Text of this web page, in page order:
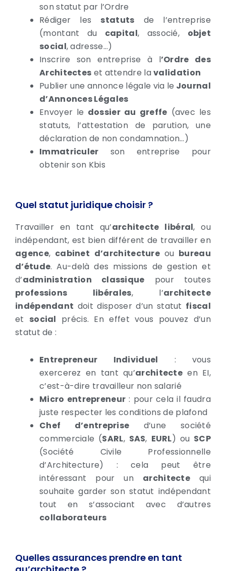
son statut par l’Ordre
Rédiger les statuts de l’entreprise
(montant du capital, associé, objet
social, adresse…)
Inscrire son entreprise à l’Ordre des
Architectes et attendre lavalidation
Publier une annonce légale via le Journal
d’Annonces Légales
Envoyer le dossier au greffe (avec les
statuts, l’attestation de parution, une
déclaration de non condamnation…)
Immatriculer son entreprise pour
obtenir son Kbis
Quel statut juridique choisir ?
Travailler en tant qu’architecte libéral, ou
indépendant, est bien différent de travailler en
agence, cabinet d’architecture ou bureau
d’étude. Au-delà des missions de gestion et
d’administration classique pour toutes
professions libérales, l’architecte
indépendant doit disposer d’un statut fiscal
et social précis. En effet vous pouvez d’un
statut de :
Entrepreneur Individuel : vous
exercerez en tant qu’architecte en EI,
c’est-à-dire travailleur non salarié
Micro entrepreneur : pour cela il faudra
juste respecter les conditions de plafond
Chef d’entreprise d’une société
commerciale (SARL, SAS, EURL) ou SCP
(Société Civile Professionnelle
d’Architecture) : cela peut être
intéressant pour un architecte qui
souhaite garder son statut indépendant
tout en s’associant avec d’autres
collaborateurs
Quelles assurances prendre en tant